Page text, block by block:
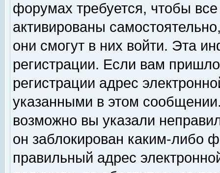
форумах требуется, чтобы
активированы
они смогут в них войти. Эта
регистрации. Если вам
регистрации адрес
указанными в этом
возможно вы указали
он заблокирован каким-либо
правильный адрес